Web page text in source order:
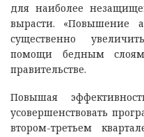
для наиболее
вырасти. «Повышение
существенно
помощи бедным
правительстве.
Повышая
усовершенствовать
втором-третьем